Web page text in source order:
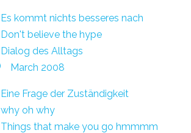
Es kommt nichts besseres nach
Don't believe the hype
Dialog des Alltags
March 2008
Eine Frage der Zuständigkeit
why oh why
Things that make you go hmmmm